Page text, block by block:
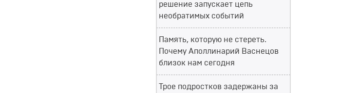
решение запускает цепь
необратимых событий
Память, которую не стереть.
Почему Аполлинарий Васнецов
близок нам сегодня
Трое подростков задержаны за